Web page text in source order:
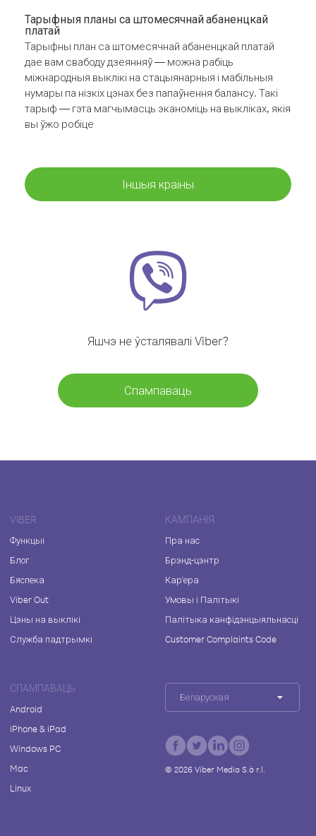
Тарыфныя планы са штомесячнай абаненцкай
платай
Тарыфны план са штомесячнай абаненцкай платай
дае вам свабоду дзеянняў — можна рабіць
міжнародныя выклікі на стацыянарныя і мабільныя
нумары па нізкіх цэнах без папаўнення балансу. Такі
тарыф — гэта магчымасць эканоміць на выкліках, якія
вы ўжо робіце
Іншыя краіны
Яшчэ не ўсталявалі Viber?
Спампаваць
VIBER
Функцыі
Блог
Бяспека
Viber Out
Цэны на выклікі
Служба падтрымкі
КАМПАНІЯ
Пра нас
Брэнд-цэнтр
Кар'ера
Умовы і Палітыкі
Палітыка канфідэнцыяльнасці
Customer Complaints Code
СПАМПАВАЦЬ
Android
iPhone & iPad
Windows PC
Mac
Linux
Беларуская
© 2026Viber Media S.à r.l.